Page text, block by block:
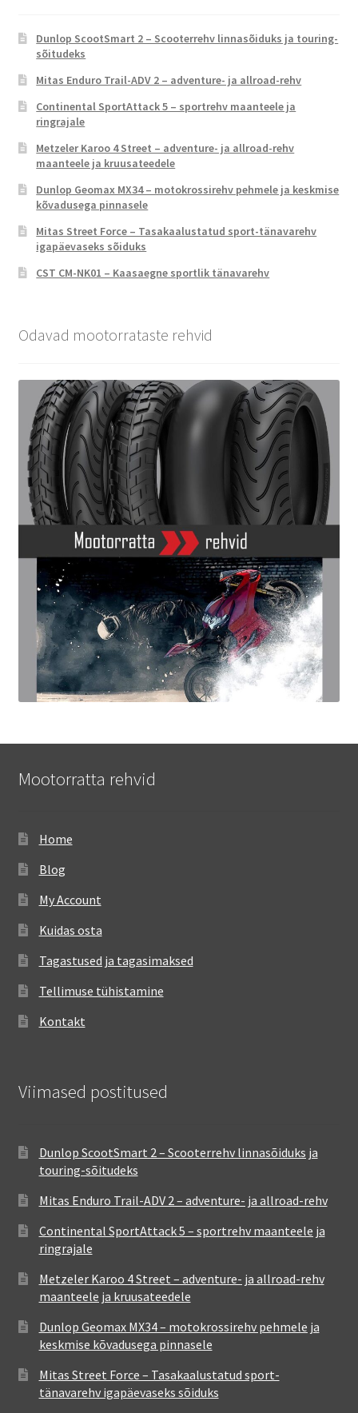
Dunlop ScootSmart 2 – Scooterrehv linnasõiduks ja touring-
sõitudeks
Mitas Enduro Trail-ADV 2 – adventure- ja allroad-rehv
Continental SportAttack 5 – sportrehv maanteele ja
ringrajale
Metzeler Karoo 4 Street – adventure- ja allroad-rehv
maanteele ja kruusateedele
Dunlop Geomax MX34 – motokrossirehv pehmele ja keskmise
kõvadusega pinnasele
Mitas Street Force – Tasakaalustatud sport-tänavarehv
igapäevaseks sõiduks
CST CM-NK01 – Kaasaegne sportlik tänavarehv
Odavad mootorrataste rehvid
Mootorratta rehvid
Home
Blog
My Account
Kuidas osta
Tagastused ja tagasimaksed
Tellimuse tühistamine
Kontakt
Viimased postitused
Dunlop ScootSmart 2 – Scooterrehv linnasõiduks ja
touring-sõitudeks
Mitas Enduro Trail-ADV 2 – adventure- ja allroad-rehv
Continental SportAttack 5 – sportrehv maanteele ja
ringrajale
Metzeler Karoo 4 Street – adventure- ja allroad-rehv
maanteele ja kruusateedele
Dunlop Geomax MX34 – motokrossirehv pehmele ja
keskmise kõvadusega pinnasele
Mitas Street Force – Tasakaalustatud sport-
tänavarehv igapäevaseks sõiduks